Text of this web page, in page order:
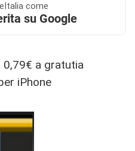
come
su Google
0,79€ a gratutia
iPhone